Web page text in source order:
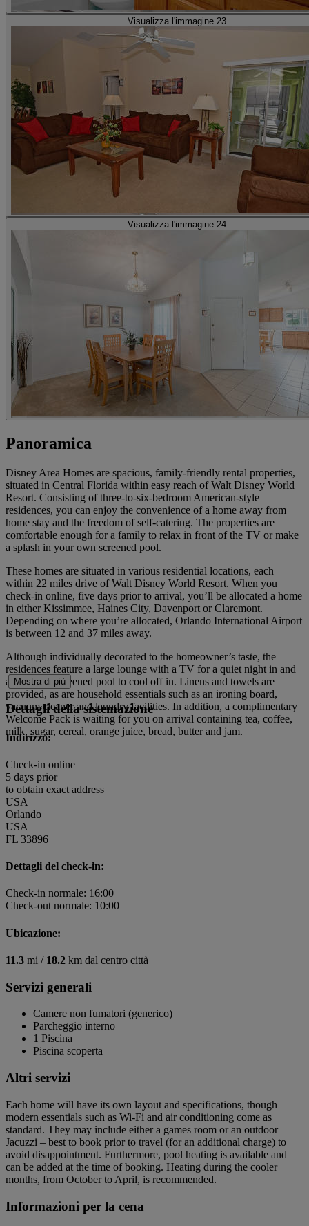
Visualizza l'immagine 23
Visualizza l'immagine 24
Panoramica
Disney Area Homes are spacious, family-friendly rental properties,
situated in Central Florida within easy reach of Walt Disney World
Resort. Consisting of three-to-six-bedroom American-style
residences, you can enjoy the convenience of a home away from
home stay and the freedom of self-catering. The properties are
comfortable enough for a family to relax in front of the TV or make
a splash in your own screened pool.
These homes are situated in various residential locations, each
within 22 miles drive of Walt Disney World Resort. When you
check-in online, five days prior to arrival, you’ll be allocated a home
in either Kissimmee, Haines City, Davenport or Claremont.
Depending on where you’re allocated, Orlando International Airport
is between 12 and 37 miles away.
Although individually decorated to the homeowner’s taste, the
residences feature a large lounge with a TV for a quiet night in and
an outdoor screened pool to cool off in. Linens and towels are
provided, as are household essentials such as an ironing board,
vacuum cleaner and laundry facilities. In addition, a complimentary
Welcome Pack is waiting for you on arrival containing tea, coffee,
milk, sugar, cereal, orange juice, bread, butter and jam.
Mostra di più
Dettagli della sistemazione
Indirizzo:
Check-in online
5 days prior
to obtain exact address
USA
Orlando
USA
FL 33896
Dettagli del check-in:
Check-in normale: 16:00
Check-out normale: 10:00
Ubicazione:
11.3 mi / 18.2 km dal centro città
Servizi generali
Camere non fumatori (generico)
Parcheggio interno
1 Piscina
Piscina scoperta
Altri servizi
Each home will have its own layout and specifications, though
modern essentials such as Wi-Fi and air conditioning come as
standard. They may include either a games room or an outdoor
Jacuzzi – best to book prior to travel (for an additional charge) to
avoid disappointment. Furthermore, pool heating is available and
can be added at the time of booking. Heating during the cooler
months, from October to April, is recommended.
Informazioni per la cena